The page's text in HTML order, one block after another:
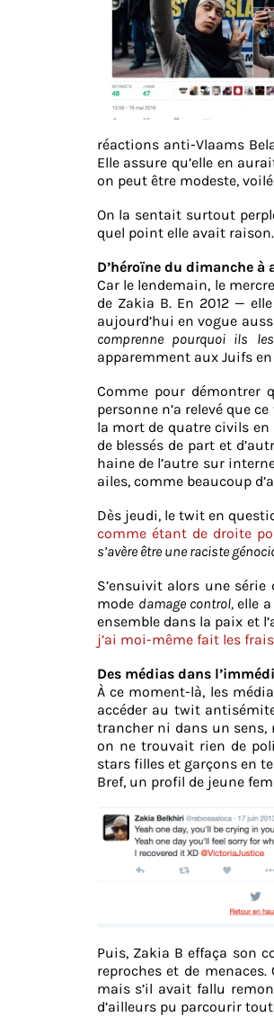
réactions anti-Vlaams
Elle assure qu’elle en
on peut être modeste,
On la sentait surtout
quel point elle avait
D’héroïne du dimanche à
Car le lendemain, le
de Zakia B. En 2012 —
aujourd’hui en vogue
comprenne pourquoi ils
apparemment aux Juifs en
Comme pour démontrer
personne n’a relevé que
la mort de quatre civils en
de blessés de part et
haine de l’autre sur
ailes, comme beaucoup
Dès jeudi, le twit en
comme étant de droite
s’avère être une raciste
S’ensuivit alors une
mode damage control, elle
ensemble dans la paix et
j’ai moi-même fait les
Des médias dans
À ce moment-là, les
accéder au twit
trancher ni dans un sens,
on ne trouvait rien de
stars filles et garçons en
Bref, un profil de jeune
Puis, Zakia B effaça son
reproches et de
mais s’il avait fallu
d’ailleurs pu parcourir